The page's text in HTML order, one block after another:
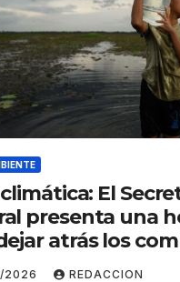
El
presenta una
atrás los
2026 REDACCION